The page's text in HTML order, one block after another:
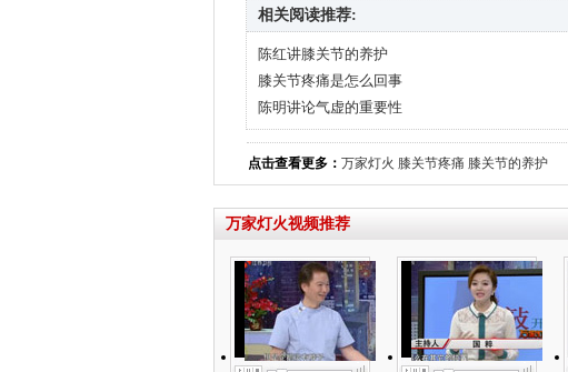
相关阅读推荐:
陈红讲膝关节的养护
膝关节疼痛是怎么回事
陈明讲论气虚的重要性
点击查看更多： 万家灯火 膝关节疼痛 膝关节的养护
万家灯火视频推荐